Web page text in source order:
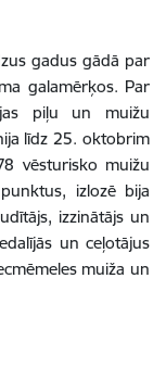
gadus gādā par
galamērķos. Par
piļu un muižu
līdz 25. oktobrim
vēsturisko muižu
izlozē bija
izzinātājs un
un ceļotājus
muiža un